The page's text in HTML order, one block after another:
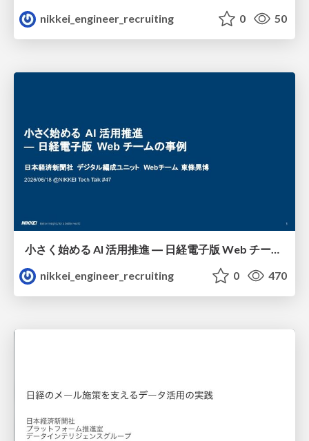
nikkei_engineer_recruiting
0 50
nikkei_engineer_recruiting
0 470